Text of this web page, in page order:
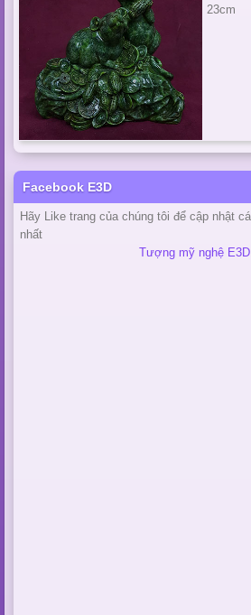
23cm
Facebook E3D
Hãy Like trang của chúng tôi để cập nhật
nhất
Tượng mỹ nghệ